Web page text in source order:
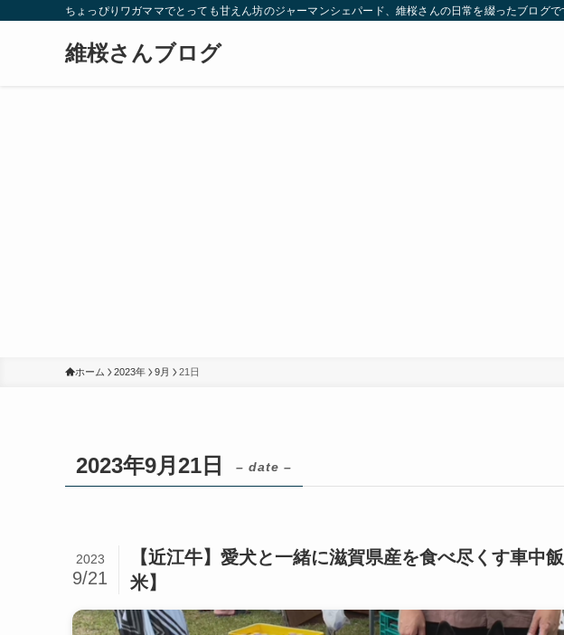
ちょっぴりワガママでとっても甘えん坊のジャーマンシェパード、維桜さんの日常を綴ったブログで
維桜さんブログ
ホーム 2023年 9月 21日
2023年9月21日 – date –
【近江牛】愛犬と一緒に滋賀県産を食べ尽くす車中
米】
2023
9/21